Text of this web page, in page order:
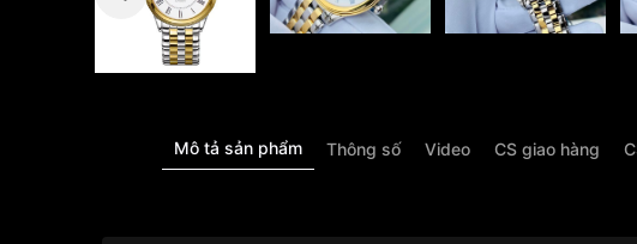
Mô tả sản phẩm Thông số Video CS giao hàng